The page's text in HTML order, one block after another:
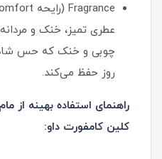
Fragrance (رایحه Clean Comfort):
عطری تمیز، خنک و
چوبی و خنک که حس
روز حفظ می‌کند.
راهنمای استفاده بهینه از
کلین کامفورت داو: